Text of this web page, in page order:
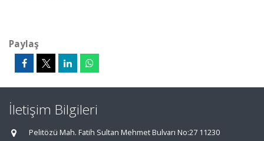
Paylaş
İletişim Bilgileri
Pelitözü Mah. Fatih Sultan Mehmet Bulvarı No:27 11230